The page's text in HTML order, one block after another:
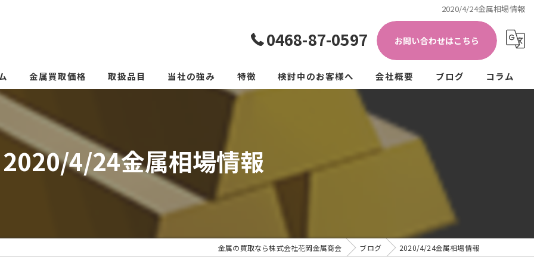
2020/4/24金属相場情報
0468-87-0597 お問い合わせはこちら
金属買取価格 取扱品目 当社の強み 特徴
価格
検討中のお客様へ 会社概要 ブログ コラム
2020/4/24金属相場情報
金属の買取なら株式会社花岡金属商会 ブログ 2020/4/24金属相場情報